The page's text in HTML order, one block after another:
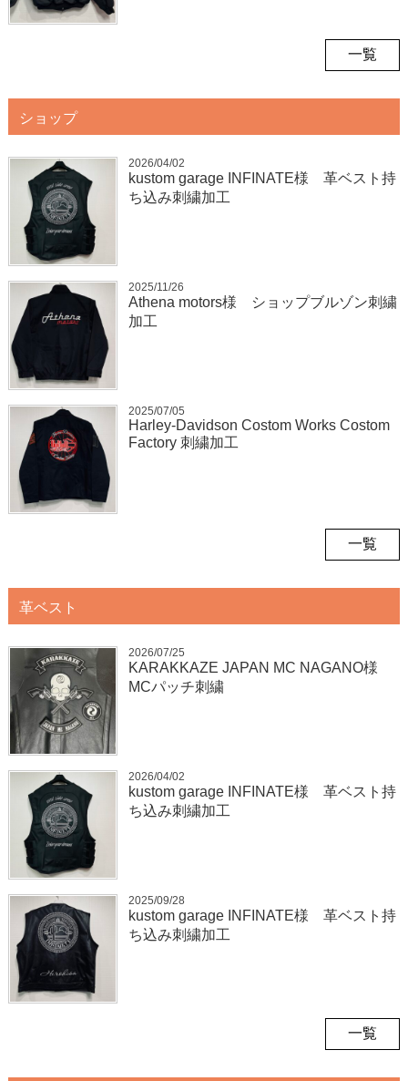
一覧
ショップ
2026/04/02
kustom garage INFINATE様 革ベスト持
ち込み刺繍加工
2025/11/26
Athena motors様 ショップブルゾン刺繍
加工
2025/07/05
Harley-Davidson Costom Works Costom
Factory 刺繍加工
一覧
革ベスト
2026/07/25
KARAKKAZE JAPAN MC NAGANO様
MCパッチ刺繍
2026/04/02
kustom garage INFINATE様 革ベスト持
ち込み刺繍加工
2025/09/28
kustom garage INFINATE様 革ベスト持
ち込み刺繍加工
一覧